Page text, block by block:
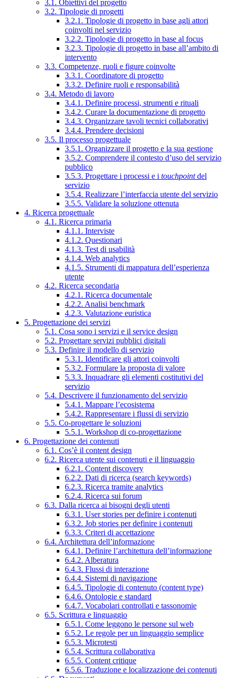
3.1. Obiettivi del progetto
3.2. Tipologie di progetti
3.2.1. Tipologie di progetto in base agli attori
coinvolti nel servizio
3.2.2. Tipologie di progetto in base al focus
3.2.3. Tipologie di progetto in base all’ambito di
intervento
3.3. Competenze, ruoli e figure coinvolte
3.3.1. Coordinatore di progetto
3.3.2. Definire ruoli e responsabilità
3.4. Metodo di lavoro
3.4.1. Definire processi, strumenti e rituali
3.4.2. Curare la documentazione di progetto
3.4.3. Organizzare tavoli tecnici collaborativi
3.4.4. Prendere decisioni
3.5. Il processo progettuale
3.5.1. Organizzare il progetto e la sua gestione
3.5.2. Comprendere il contesto d’uso del servizio
pubblico
3.5.3. Progettare i processi e i touchpointdel
servizio
3.5.4. Realizzare l’interfaccia utente del servizio
3.5.5. Validare la soluzione ottenuta
4. Ricerca progettuale
4.1. Ricerca primaria
4.1.1. Interviste
4.1.2. Questionari
4.1.3. Test di usabilità
4.1.4. Web analytics
4.1.5. Strumenti di mappatura dell’esperienza
utente
4.2. Ricerca secondaria
4.2.1. Ricerca documentale
4.2.2. Analisi benchmark
4.2.3. Valutazione euristica
5. Progettazione dei servizi
5.1. Cosa sono i servizi e il service design
5.2. Progettare servizi pubblici digitali
5.3. Definire il modello di servizio
5.3.1. Identificare gli attori coinvolti
5.3.2. Formulare la proposta di valore
5.3.3. Inquadrare gli elementi costitutivi del
servizio
5.4. Descrivere il funzionamento del servizio
5.4.1. Mappare l’ecosistema
5.4.2. Rappresentare i flussi di servizio
5.5. Co-progettare le soluzioni
5.5.1. Workshop di co-progettazione
6. Progettazione dei contenuti
6.1. Cos’è il content design
6.2. Ricerca utente sui contenuti e il linguaggio
6.2.1. Content discovery
6.2.2. Dati di ricerca (search keywords)
6.2.3. Ricerca tramite analytics
6.2.4. Ricerca sui forum
6.3. Dalla ricerca ai bisogni degli utenti
6.3.1. User stories per definire i contenuti
6.3.2. Job stories per definire i contenuti
6.3.3. Criteri di accettazione
6.4. Architettura dell’informazione
6.4.1. Definire l’architettura dell’informazione
6.4.2. Alberatura
6.4.3. Flussi di interazione
6.4.4. Sistemi di navigazione
6.4.5. Tipologie di contenuto (content type)
6.4.6. Ontologie e standard
6.4.7. Vocabolari controllati e tassonomie
6.5. Scrittura e linguaggio
6.5.1. Come leggono le persone sul web
6.5.2. Le regole per un linguaggio semplice
6.5.3. Microtesti
6.5.4. Scrittura collaborativa
6.5.5. Content critique
6.5.6. Traduzione e localizzazione dei contenuti